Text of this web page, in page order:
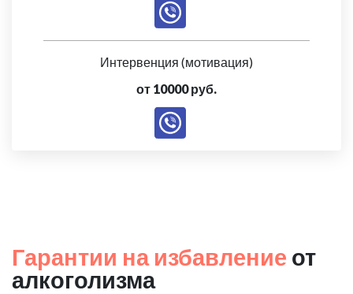
Интервенция (мотивация)
от 10000 руб.
Гарантии на избавление от
алкоголизма